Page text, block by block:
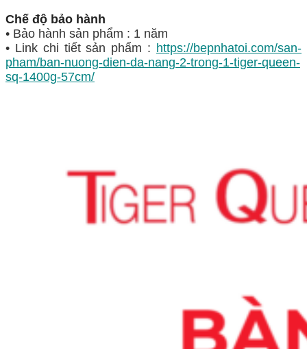
Chế độ bảo hành
• Bảo hành sản phẩm : 1 năm
• Link chi tiết sản phẩm : https://bepnhatoi.com/san-
pham/ban-nuong-dien-da-nang-2-trong-1-tiger-queen-
sq-1400g-57cm/